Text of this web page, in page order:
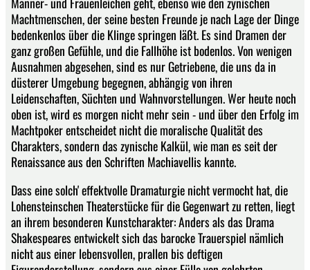
Machtmenschen, der seine besten Freunde je nach Lage der Dinge
bedenkenlos über die Klinge springen läßt. Es sind Dramen der
ganz großen Gefühle, und die Fallhöhe ist bodenlos. Von wenigen
Ausnahmen abgesehen, sind es nur Getriebene, die uns da in
düsterer Umgebung begegnen, abhängig von ihren
Leidenschaften, Süchten und Wahnvorstellungen. Wer heute noch
oben ist, wird es morgen nicht mehr sein - und über den Erfolg im
Machtpoker entscheidet nicht die moralische Qualität des
Charakters, sondern das zynische Kalkül, wie man es seit der
Renaissance aus den Schriften Machiavellis kannte.
Dass eine solch' effektvolle Dramaturgie nicht vermocht hat, die
Lohensteinschen Theaterstücke für die Gegenwart zu retten, liegt
an ihrem besonderen Kunstcharakter: Anders als das Drama
Shakespeares entwickelt sich das barocke Trauerspiel nämlich
nicht aus einer lebensvollen, prallen bis deftigen